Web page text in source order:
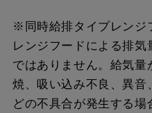
※同時給排タイプレンジ
レンジフードによる排
ではありません。給気
焼、吸い込み不良、異音
どの不具合が発生する場